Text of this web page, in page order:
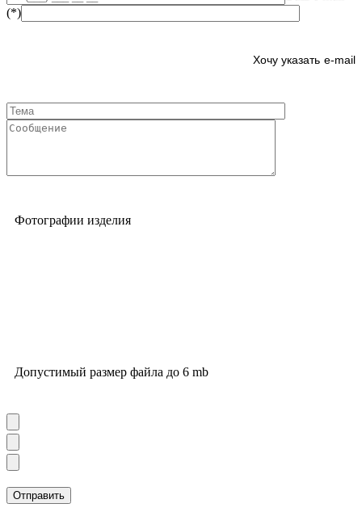
(*)
e-mail
Фотографии изделия
Допустимый размер файла до 6 mb